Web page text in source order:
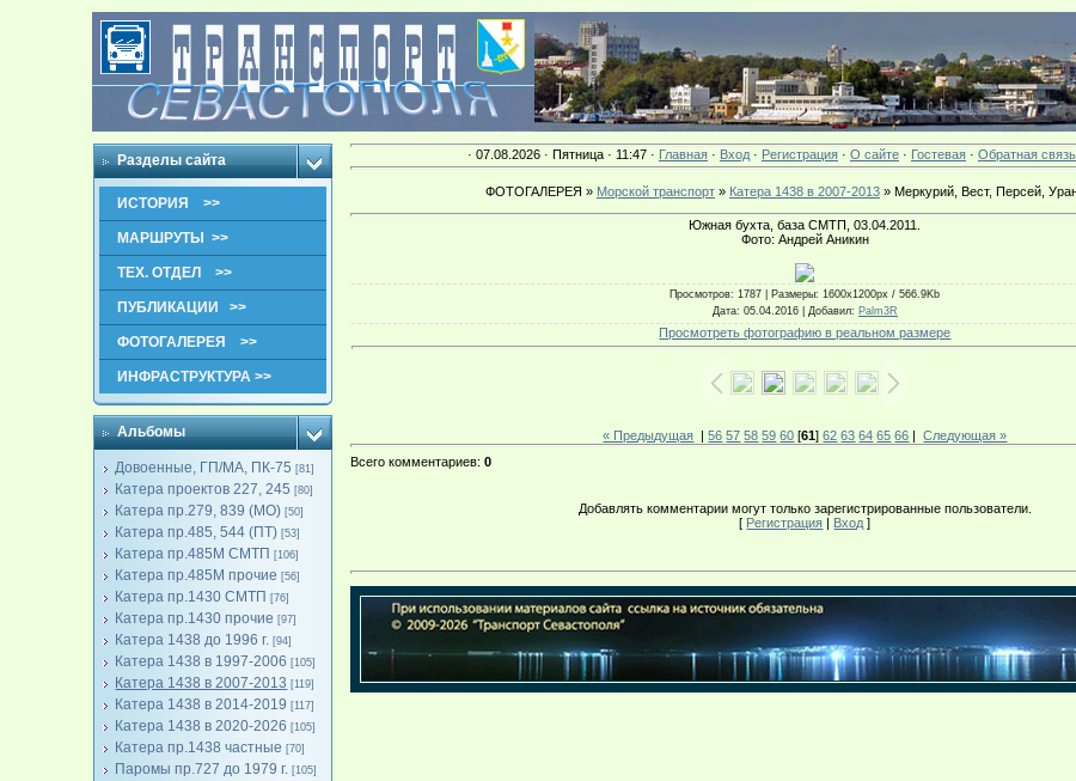
Разделы сайта
ИСТОРИЯ >>
МАРШРУТЫ >>
ТЕХ. ОТДЕЛ >>
ПУБЛИКАЦИИ >>
ФОТОГАЛЕРЕЯ >>
ИНФРАСТРУКТУРА >>
Альбомы
Довоенные, ГП/МА, ПК-75 [81]
Катера проектов 227, 245 [80]
Катера пр.279, 839 (МО) [50]
Катера пр.485, 544 (ПТ) [53]
Катера пр.485М СМТП [106]
Катера пр.485М прочие [56]
Катера пр.1430 СМТП [76]
Катера пр.1430 прочие [97]
Катера 1438 до 1996 г. [94]
Катера 1438 в 1997-2006 [105]
Катера 1438 в 2007-2013 [119]
Катера 1438 в 2014-2019 [117]
Катера 1438 в 2020-2026 [105]
Катера пр.1438 частные [70]
Паромы пр.727 до 1979 г. [105]
· 07.08.2026 · Пятница · 11:47 · Главная· Вход· Регистрация· О сайте· Гостевая· Обратная связь
ФОТОГАЛЕРЕЯ » Морской транспорт» Катера 1438 в 2007-2013» Меркурий, Вест, Персей,
Южная бухта, база СМТП, 03.04.2011.
Фото: Андрей Аникин
Просмотров: 1787 | Размеры: 1600x1200px / 566.9Kb
Дата: 05.04.2016 | Добавил: Palm3R
Просмотреть фотографию в реальном размере
« Предыдущая |56 57 58 59 60 [61]62 63 64 65 66 |Следующая »
Всего комментариев:0
Добавлять комментарии могут только зарегистрированные пользователи.
[ Регистрация | Вход ]